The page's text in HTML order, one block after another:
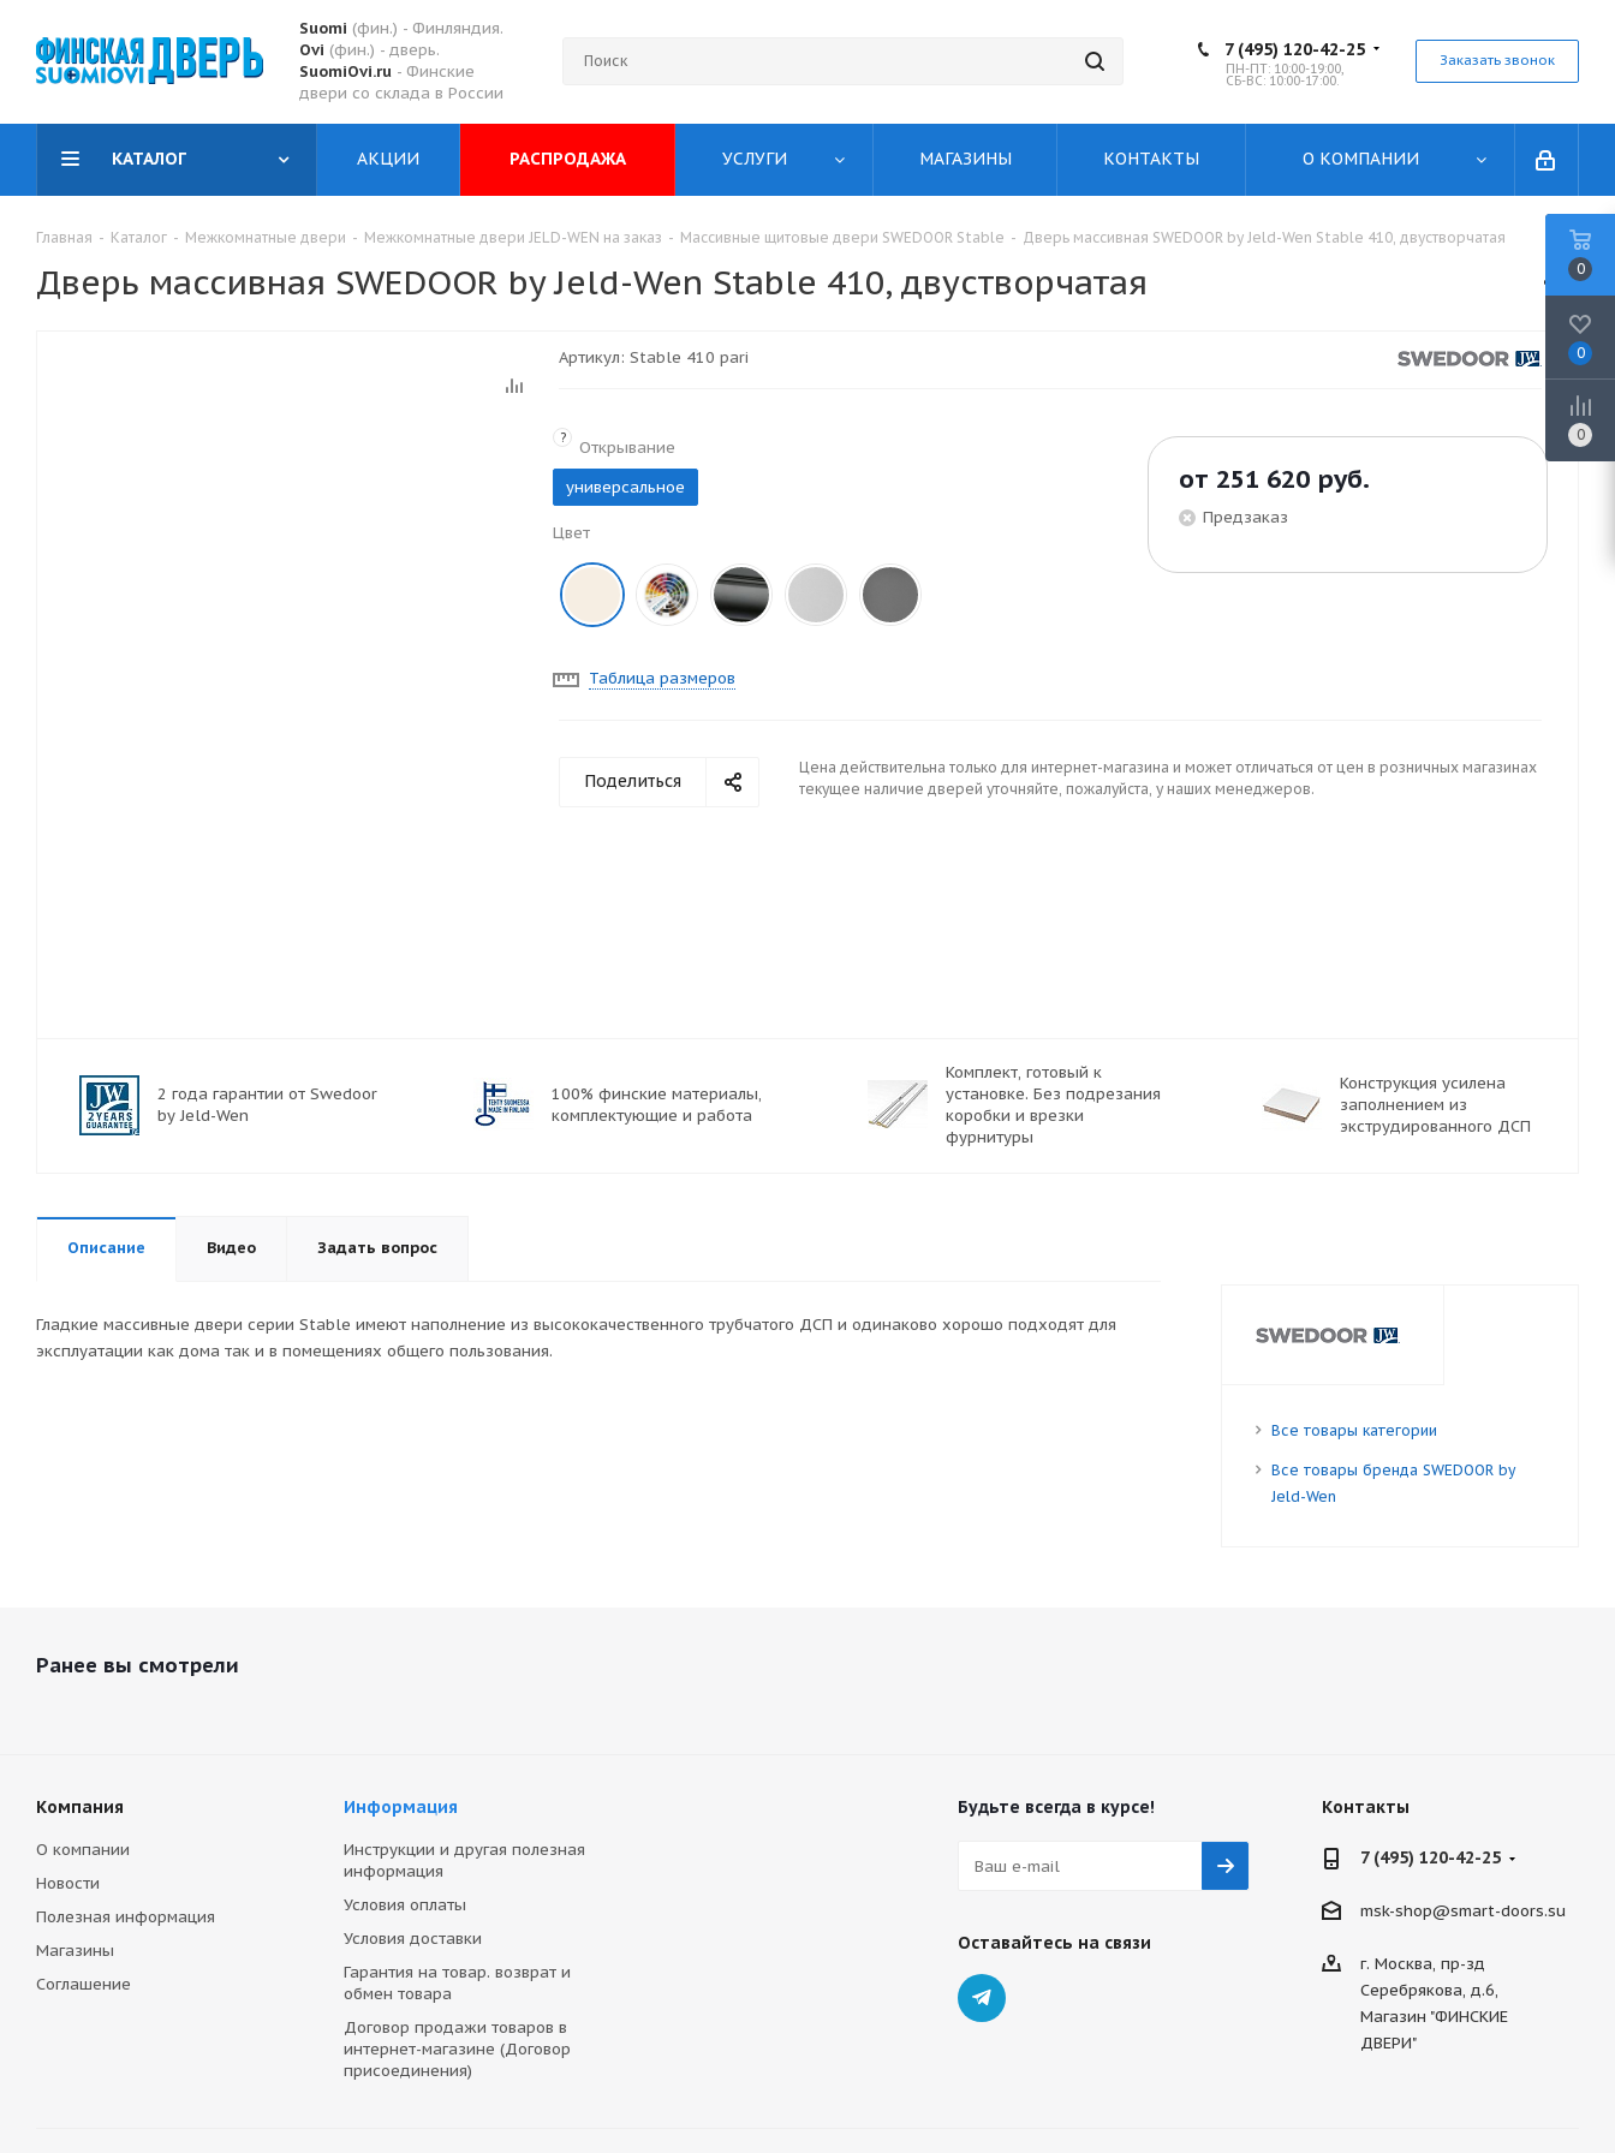
Suomi (фин.) - Финляндия.
Ovi (фин.) - дверь.
SuomiOvi.ru - Финские
двери со склада в России
7 (495) 120-42-25
ПН-ПТ: 10:00-19:00,
СБ-ВС: 10:00-17:00.
Заказать звонок
КАТАЛОГ АКЦИИ РАСПРОДАЖА УСЛУГИ МАГАЗИНЫ КОНТАКТЫ О КОМПАНИИ
Главная - Каталог - Межкомнатные двери - Межкомнатные двери JELD-WEN на заказ - Массивные щитовые двери SWEDOOR Stable - Дверь массивная SWEDOOR by Jeld-Wen Stable 410, двустворчатая
Дверь массивная SWEDOOR by Jeld-Wen Stable 410, двустворчатая
Артикул: Stable 410 pari
от 251 620 руб.
Предзаказ
?
Открывание
универсальное
Цвет
Таблица размеров
Поделиться
Цена действительна только для интернет-магазина и может отличаться от цен в розничных магазинах
текущее наличие дверей уточняйте, пожалуйста, у наших менеджеров.
2 года гарантии от Swedoor
by Jeld-Wen
100% финские материалы,
комплектующие и работа
Комплект, готовый к
установке. Без подрезания
коробки и врезки
фурнитуры
Конструкция усилена
заполнением из
экструдированного ДСП
Описание Видео Задать вопрос
Гладкие массивные двери серии Stable имеют наполнение из высококачественного трубчатого ДСП и одинаково хорошо подходят для
эксплуатации как дома так и в помещениях общего пользования.
Все товары категории
Все товары бренда SWEDOOR by
Jeld-Wen
Ранее вы смотрели
Компания
О компании
Новости
Полезная информация
Магазины
Соглашение
Информация
Инструкции и другая полезная
информация
Условия оплаты
Условия доставки
Гарантия на товар. возврат и
обмен товара
Договор продажи товаров в
интернет-магазине (Договор
присоединения)
Будьте всегда в курсе!
Оставайтесь на связи
Контакты
7 (495) 120-42-25
msk-shop@smart-doors.su
г. Москва, пр-зд
Серебрякова, д.6,
Магазин "ФИНСКИЕ
ДВЕРИ"
0
0
0